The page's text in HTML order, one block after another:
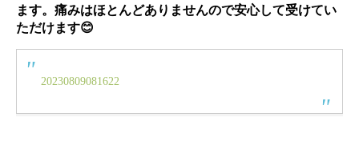
ます。 痛みはほとんどありませんので安心して受けてい
ただけます😊
20230809081622